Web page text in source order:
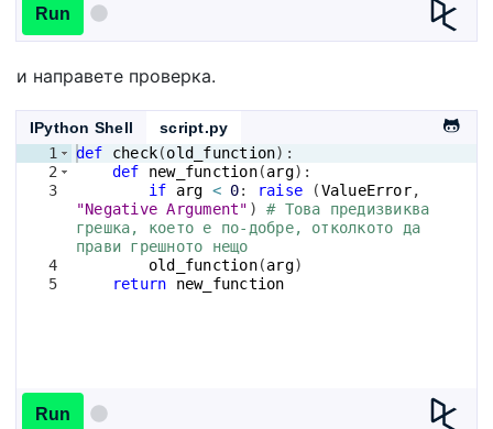
Run
и направете проверка.
IPython Shell
script.py
1
2
3
4
5
def check(old_function) :
def
new_function(arg) :
if
arg < 0: raise (ValueError,
"Negative Argument" )
# Това предизвиква
грешка, което е по-добре, отколкото да
прави грешното нещо
old_function(arg)
return
new_function
Run